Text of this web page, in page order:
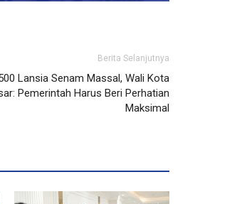
Berita Selanjutnya
Lansia Senam Massal, Wali Kota
Pemerintah Harus Beri Perhatian
Maksimal